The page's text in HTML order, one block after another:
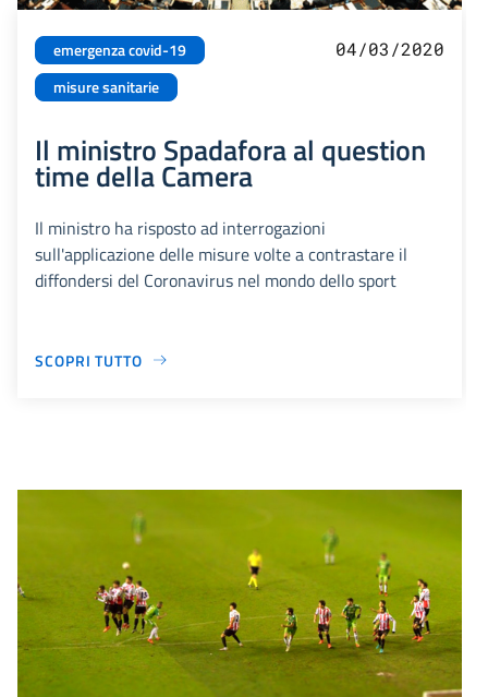
emergenza covid-19
misure sanitarie
04/03/2020
Il ministro Spadafora al question
time della Camera
Il ministro ha risposto ad interrogazioni
sull'applicazione delle misure volte a contrastare il
diffondersi del Coronavirus nel mondo dello sport
SCOPRI TUTTO